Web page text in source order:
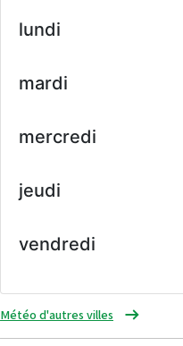
lundi
mardi
mercredi
jeudi
vendredi
Météo d'autres villes